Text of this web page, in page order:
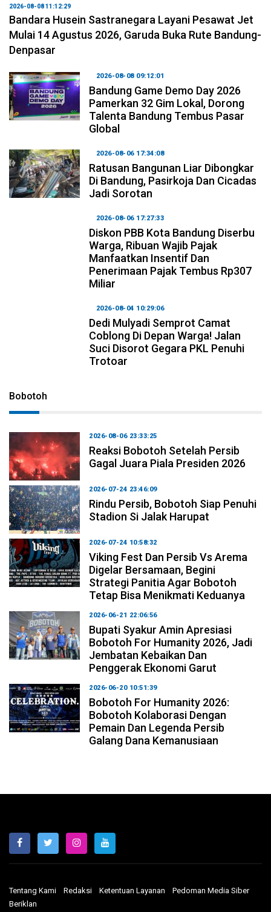
2026-08-08 11:12:29
Bandara Husein Sastranegara Layani Pesawat Jet
Mulai 14 Agustus 2026, Garuda Buka Rute Bandung-
Denpasar
2026-08-08 09:12:01
Bandung Game Demo Day 2026
Pamerkan 32 Gim Lokal, Dorong
Talenta Bandung Tembus Pasar
Global
2026-08-06 17:34:08
Ratusan Bangunan Liar Dibongkar
Di Bandung, Pasirkoja Dan Cicadas
Jadi Sorotan
2026-08-06 17:27:33
Diskon PBB Kota Bandung Diserbu
Warga, Ribuan Wajib Pajak
Manfaatkan Insentif Dan
Penerimaan Pajak Tembus Rp307
Miliar
2026-08-04 10:29:06
Dedi Mulyadi Semprot Camat
Coblong Di Depan Warga! Jalan
Suci Disorot Gegara PKL Penuhi
Trotoar
Bobotoh
2026-08-06 23:33:25
Reaksi Bobotoh Setelah Persib
Gagal Juara Piala Presiden 2026
2026-07-24 23:46:09
Rindu Persib, Bobotoh Siap Penuhi
Stadion Si Jalak Harupat
2026-07-24 10:58:32
Viking Fest Dan Persib Vs Arema
Digelar Bersamaan, Begini
Strategi Panitia Agar Bobotoh
Tetap Bisa Menikmati Keduanya
2026-06-21 22:06:56
Bupati Syakur Amin Apresiasi
Bobotoh For Humanity 2026, Jadi
Jembatan Kebaikan Dan
Penggerak Ekonomi Garut
2026-06-20 10:51:39
Bobotoh For Humanity 2026:
Bobotoh Kolaborasi Dengan
Pemain Dan Legenda Persib
Galang Dana Kemanusiaan
Tentang Kami Redaksi Ketentuan Layanan
Pedoman Media Siber
Beriklan